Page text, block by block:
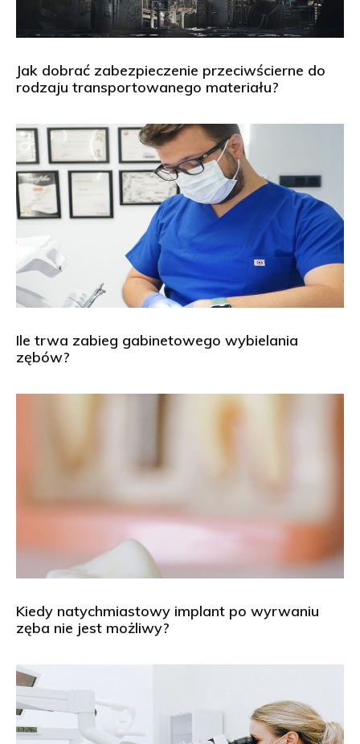
Jak dobrać zabezpieczenie przeciwścierne do
rodzaju transportowanego materiału?
Ile trwa zabieg gabinetowego wybielania
zębów?
Kiedy natychmiastowy implant po wyrwaniu
zęba nie jest możliwy?